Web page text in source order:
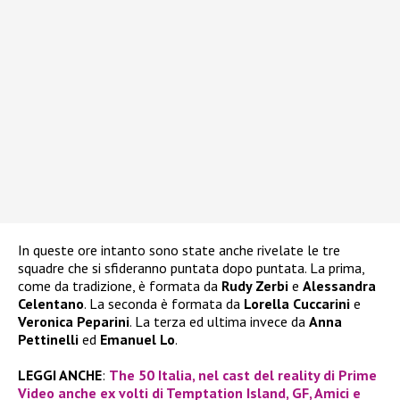
In queste ore intanto sono state anche rivelate le tre
squadre che si sfideranno puntata dopo puntata. La prima,
come da tradizione, è formata da Rudy Zerbi e Alessandra
Celentano. La seconda è formata da Lorella Cuccarini e
Veronica Peparini. La terza ed ultima invece da Anna
Pettinelli ed Emanuel Lo.
LEGGI ANCHE: The 50 Italia, nel cast del reality di Prime
Video anche ex volti di Temptation Island, GF, Amici e